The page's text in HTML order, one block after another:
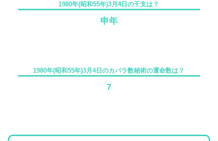
1980年(昭和55年)3月4日の干支は？
申年
1980年(昭和55年)3月4日のカバラ数秘術の運命数は？
7